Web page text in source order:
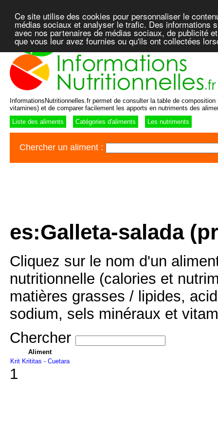
Ce site utilise des cookies pour personnaliser le
médias sociaux et analyser le trafic. Des informations
avec nos partenaires de médias sociaux, de publicité
que vous leur avez fournies ou qu'ils ont collectées
InformationsNutritionnelles.fr permet de consulter la table de
vitamines) et de comparer facilement les apports en nutriments des
Liste des aliments
Catégories d'aliments Les nutriments
Chercher un aliment :
es:Galleta-salada
Cliquez sur le nom d'un
nutritionnelle (calories et
matières grasses / lipides,
sodium, sels minéraux et
Chercher
Aliment
Krit Krititas - Cuetara
1